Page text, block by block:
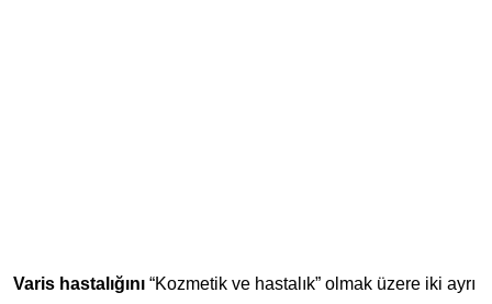
Varis hastalığını “Kozmetik ve hastalık” olmak üzere iki ayrı